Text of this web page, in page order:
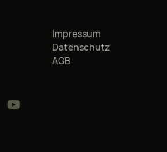
Impressum
Datenschutz
AGB